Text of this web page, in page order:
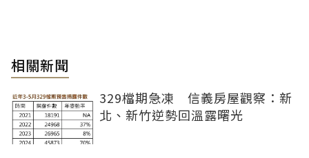
相關新聞
329檔期急凍 信義房屋觀察：新
北、新竹逆勢回溫露曙光